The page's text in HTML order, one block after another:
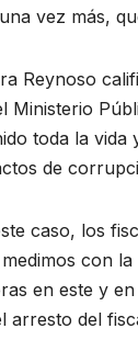
vez más,
Reynoso
Ministerio
toda la
de
caso, los
con
en este y
arresto del